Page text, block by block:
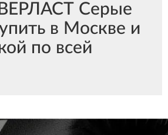
Серые
в Москве и
по всей